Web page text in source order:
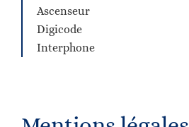
Ascenseur
Digicode
Interphone